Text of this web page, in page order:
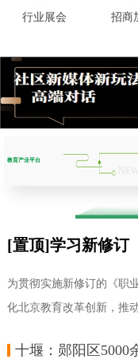
行业展会 招商
教育产业平台
为贯彻实施新修订的《职
化北京教育改革创新，推
十堰：郧阳区5000余名教职工承诺拒绝酒驾